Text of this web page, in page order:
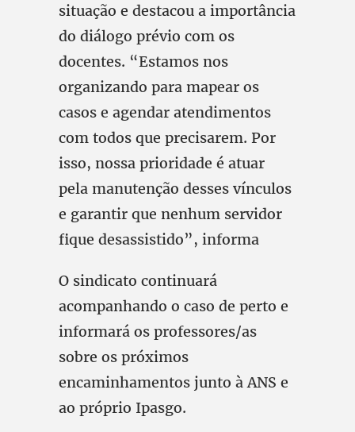
situação e destacou a importância
do diálogo prévio com os
docentes. “Estamos nos
organizando para mapear os
casos e agendar atendimentos
com todos que precisarem. Por
isso, nossa prioridade é atuar
pela manutenção desses vínculos
e garantir que nenhum servidor
fique desassistido”, informa
O sindicato continuará
acompanhando o caso de perto e
informará os professores/as
sobre os próximos
encaminhamentos junto à ANS e
ao próprio Ipasgo.